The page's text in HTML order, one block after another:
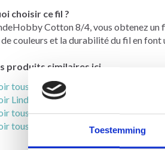
Toestemming
choisir ce fil ?
Cotton 8/4, vous obtenez un
couleurs et la durabilité du fil en font
produits similaires ici
tous les fils de LindeHobby ici
LindeHobby Cotton 8/8 ici
tous les fils en coton ici
tous les fils pour aiguilles de taille